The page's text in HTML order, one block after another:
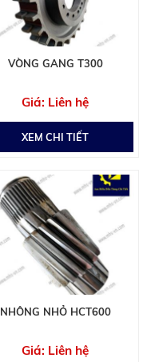
VÒNG GANG T300
Liên hệ
XEM CHI TIẾT
NHÔNG NHỎ HCT600
Liên hệ